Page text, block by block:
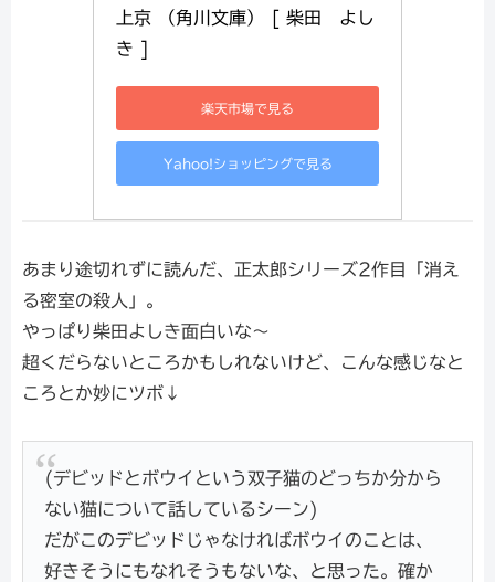
上京 （角川文庫） [ 柴田　よし
き ]
楽天市場で見る
Yahoo!ショッピングで見る
あまり途切れずに読んだ、正太郎シリーズ2作目「消え
る密室の殺人」。
やっぱり柴田よしき面白いな～
超くだらないところかもしれないけど、こんな感じなと
ころとか妙にツボ↓
(デビッドとボウイという双子猫のどっちか分から
ない猫について話しているシーン)
だがこのデビッドじゃなければボウイのことは、
好きそうにもなれそうもないな、と思った。確か